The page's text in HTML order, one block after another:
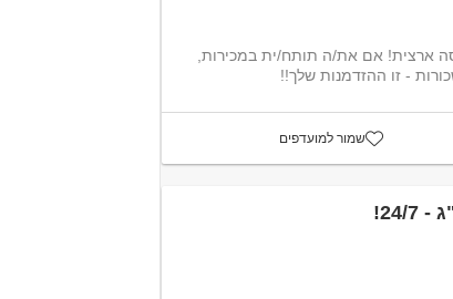
לחברתנו דרושים נציגי מכירה פרונטליים לסניפים בפריסה ארצית! אם את/ה תותח/ית במכירות,
- זו ההזדמנות שלך!!
שמור למועדפים